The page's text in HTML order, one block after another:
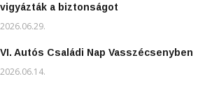
vigyázták a biztonságot
2026.06.29.
VI. Autós Családi Nap Vasszécsenyben
2026.06.14.